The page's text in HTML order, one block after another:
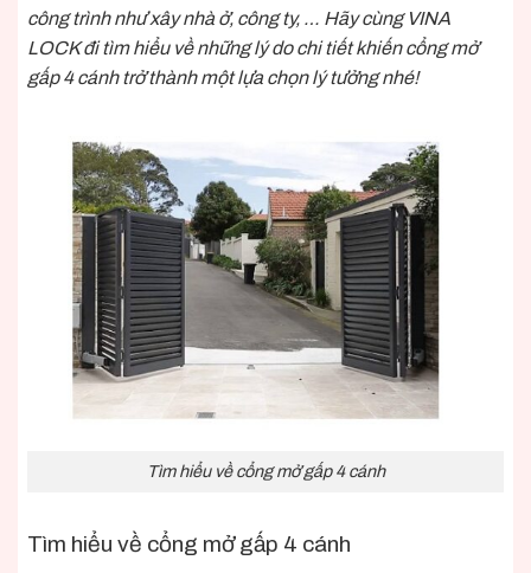
công trình như xây nhà ở, công ty, … Hãy cùng VINA
LOCKđi tìm hiểu về những lý do chi tiết khiến cổng mở
gấp 4 cánh trở thành một lựa chọn lý tưởng nhé!
Tìm hiểu về cổng mở gấp 4 cánh
Tìm hiểu về cổng mở gấp 4 cánh